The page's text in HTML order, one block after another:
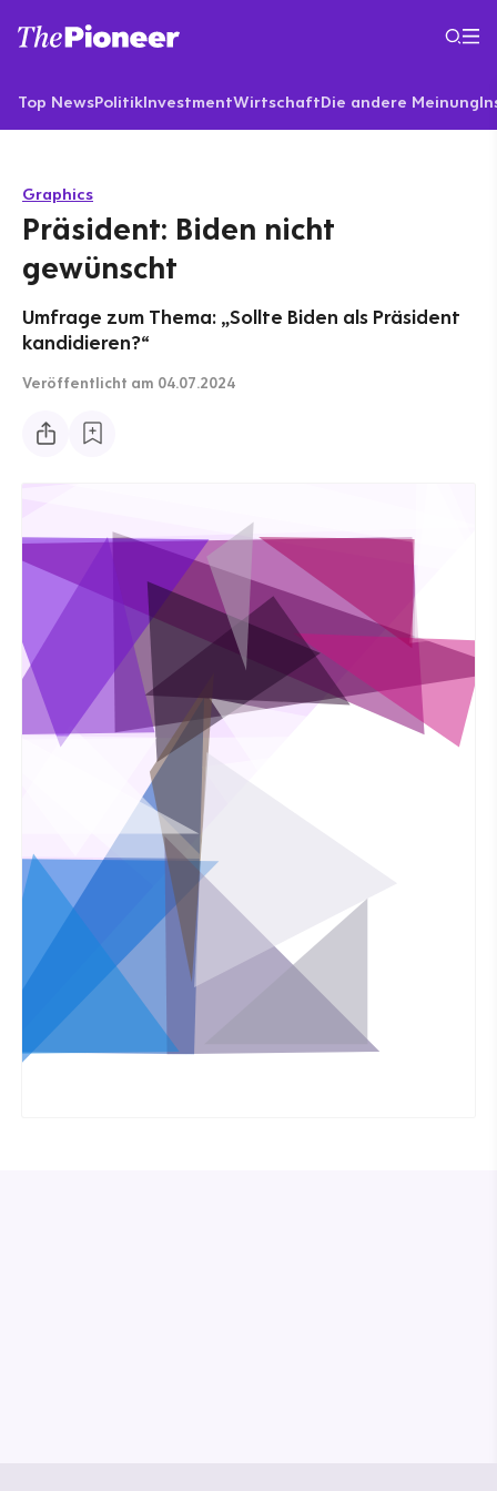
Top NewsPolitikInvestmentWirtschaftDie andere Meinung
Graphics
Präsident: Biden nicht
gewünscht
Umfrage zum Thema: „Sollte Biden als Präsident
kandidieren?“
Veröffentlicht am 04.07.2024